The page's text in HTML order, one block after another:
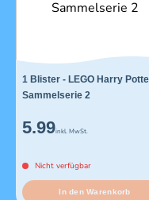
1 Blister - LEGO Harry
Sammelserie 2
5.99inkl. MwSt.
Nicht verfügbar
In den Warenkorb